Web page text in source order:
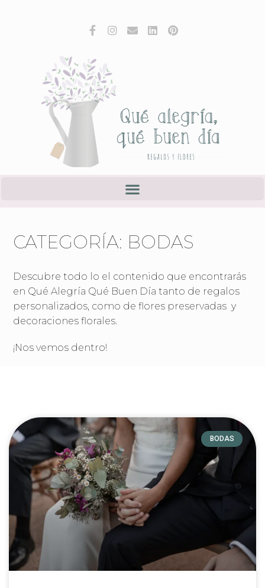
CATEGORÍA: BODAS
Descubre todo lo el contenido que encontrarás
en Qué Alegría Qué Buen Día tanto de regalos
personalizados, como de flores preservadas y
decoraciones florales.
¡Nos vemos dentro!
BODAS